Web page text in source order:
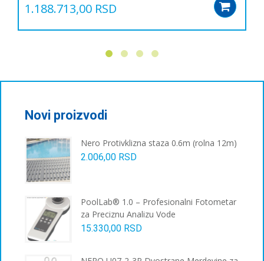
1.188.713,00 RSD
Novi proizvodi
Nero Protivklizna staza 0.6m (rolna 12m)
2.006,00 RSD
PoolLab® 1.0 – Profesionalni Fotometar
za Preciznu Analizu Vode
15.330,00 RSD